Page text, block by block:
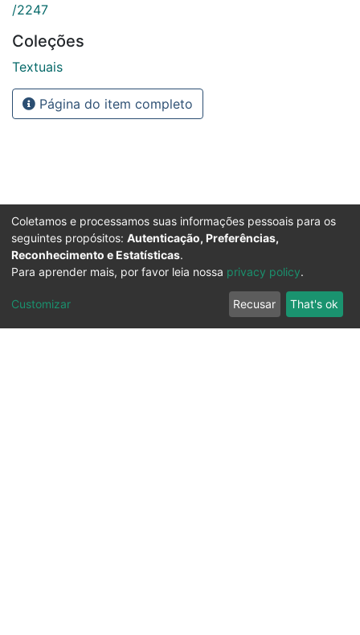
/2247
Coleções
Textuais
Página do item completo
Coletamos e processamos suas informações pessoais para os
seguintes propósitos: Autenticação, Preferências,
Reconhecimento e Estatísticas.
Para aprender mais, por favor leia nossa privacy policy.
Customizar Recusar That's ok